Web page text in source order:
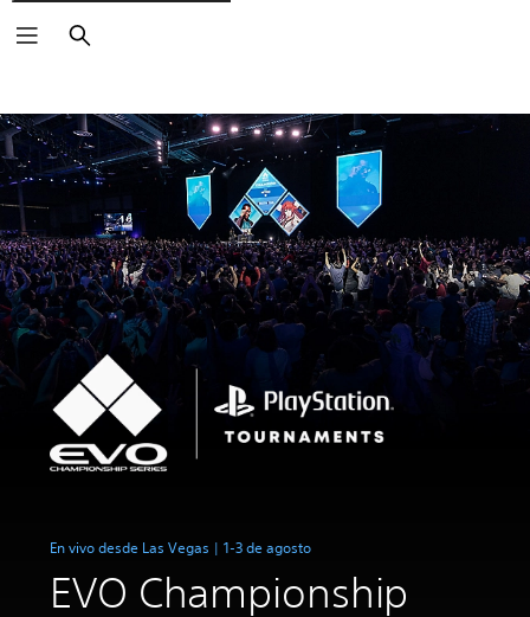
Buscar
En vivo desde Las Vegas | 1-3 de agosto
EVO Championship